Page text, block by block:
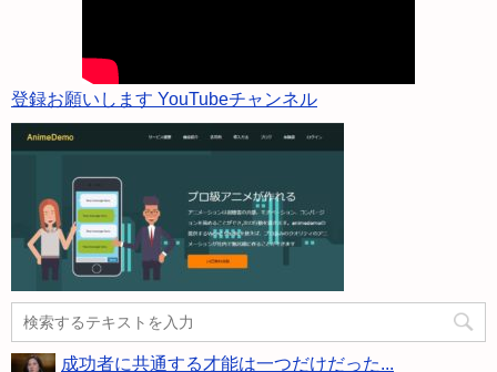
登録お願いします YouTubeチャンネル
成功者に共通する才能は一つだけだった...